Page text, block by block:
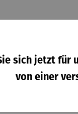
sich jetzt für
von einer